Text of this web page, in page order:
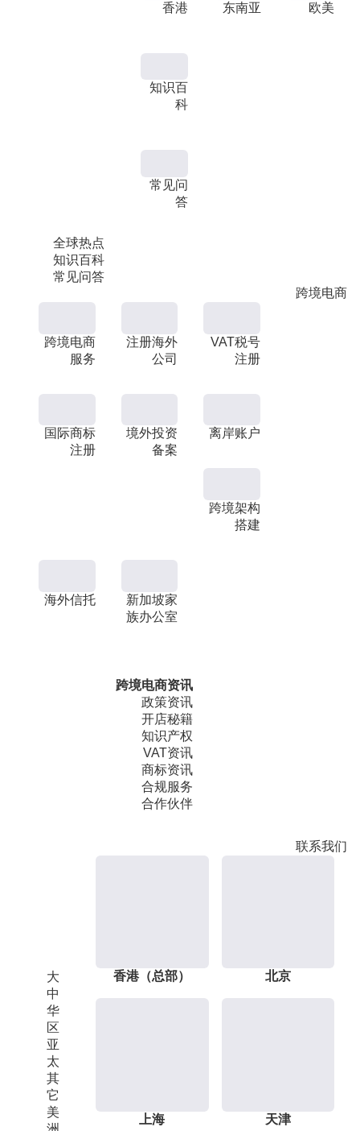
全球热点
知识百科
常见问答
香港 东南亚 欧美
知识百
科
常见问
答
跨境电商
跨境电商
服务
注册海外
公司
VAT税号
注册
国际商标
注册
境外投资
备案
离岸账户
跨境架构
搭建
海外信托
新加坡家
族办公室
跨境电商资讯
政策资讯
开店秘籍
知识产权
VAT资讯
商标资讯
合规服务
合作伙伴
联系我们
大
中
华
区
亚
太
其
它
美
香港（总部） 北京
上海 天津